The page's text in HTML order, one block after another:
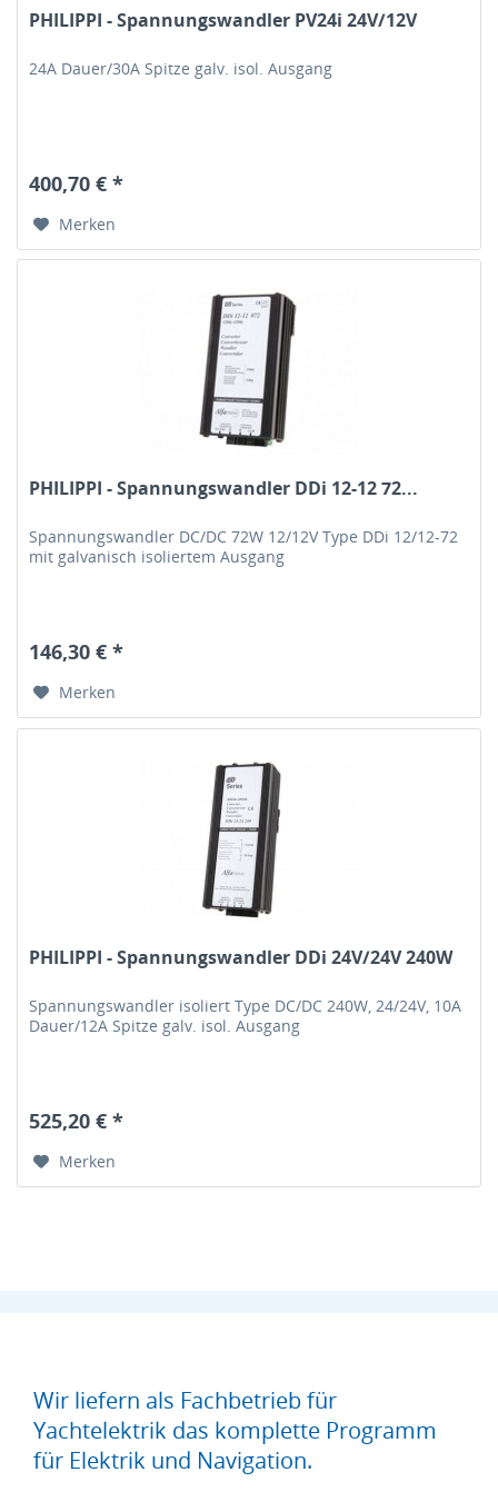
PHILIPPI - Spannungswandler PV24i 24V/12V
24A Dauer/30A Spitze galv. isol. Ausgang
400,70 € *
Merken
PHILIPPI - Spannungswandler DDi 12-12 72...
Spannungswandler DC/DC 72W 12/12V Type DDi 12/12-72
mit galvanisch isoliertem Ausgang
146,30 € *
Merken
PHILIPPI - Spannungswandler DDi 24V/24V 240W
Spannungswandler isoliert Type DC/DC 240W, 24/24V, 10A
Dauer/12A Spitze galv. isol. Ausgang
525,20 € *
Merken
Wir liefern als Fachbetrieb für
Yachtelektrik das komplette Programm
für Elektrik und Navigation.